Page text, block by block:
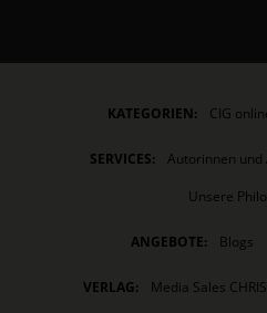
KATEGORIEN: CIG
SERVICES: Autorinnen und
Unsere
ANGEBOTE: Blogs
VERLAG:
Media Sales